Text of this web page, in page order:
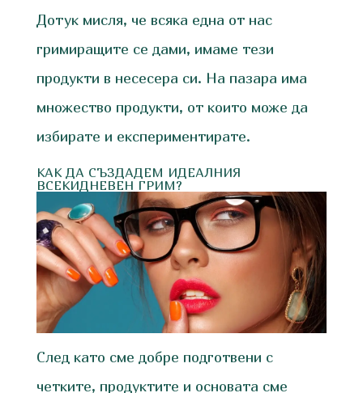
Дотук мисля, че всяка една от нас
гримиращите се дами, имаме тези
продукти в несесера си. На пазара има
множество продукти, от които може да
избирате и експериментирате.
КАК ДА СЪЗДАДЕМ ИДЕАЛНИЯ
ВСЕКИДНЕВЕН ГРИМ?
След като сме добре подготвени с
четките, продуктите и основата сме